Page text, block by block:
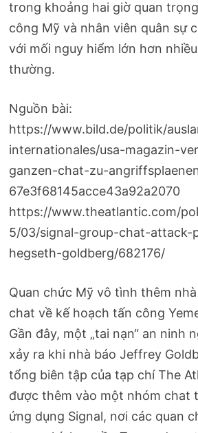
trong khoảng hai giờ quan
công Mỹ và nhân viên quân sự
với mối nguy hiểm lớn hơn
thường.
Nguồn bài:
https://www.bild.de/politik/
internationales/usa-magazin-
ganzen-chat-zu-
67e3f68145acce43a92a2070
https://www.theatlantic.com/
5/03/signal-group-chat-attack-
hegseth-goldberg/682176/
Quan chức Mỹ vô tình thêm
chat về kế hoạch tấn công
Gần đây, một „tai nạn“ an ninh
xảy ra khi nhà báo Jeffrey
tổng biên tập của tạp chí The
được thêm vào một nhóm chat
ứng dụng Signal, nơi các quan